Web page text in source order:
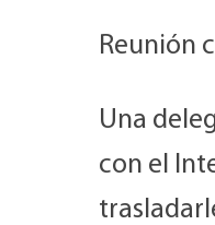
Reunión
Una
con el